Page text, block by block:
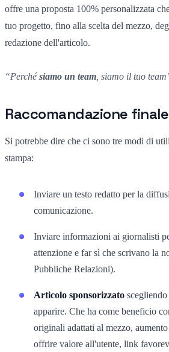
offre una proposta 100% personalizzata
tuo progetto, fino alla scelta del mezzo,
redazione dell'articolo.
“Perchésiamo un team , siamo il tuo
Raccomandazione finale
Si potrebbe dire che ci sono tre modi di
stampa:
Inviare un testo redatto per la
comunicazione.
Inviare informazioni ai giornalisti
attenzione e far sì che scrivano la
Pubbliche Relazioni).
Articolo sponsorizzato
apparire. Che ha come beneficio
originali adattati al mezzo,
offrire valore all'utente, link